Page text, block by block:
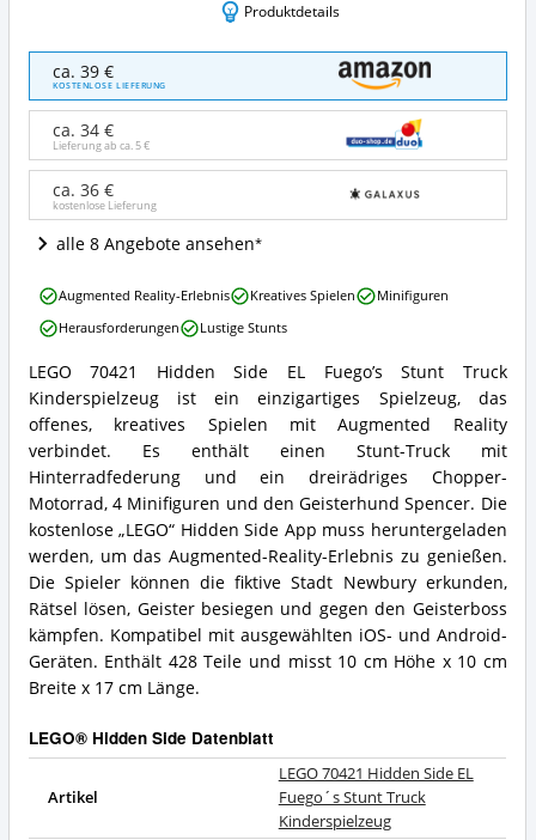
Produktdetails
70421
Hidden
Side
Fuego
Stunt
Truck
Kinderspielzeug
Wo
ist
dieses
LEGO®
Hidden
Side
erhältlich?
ca. 39 €
KOSTENLOSE LIEFERUNG
ca. 34 €
Lieferung ab ca.5 €
ca. 36 €
kostenlose Lieferung
alle 8 Angebote ansehen
LEGO
70421
Hidden
Side
EL
Fuego
´s
Stunt
Truck
Kinderspielzeug
Zusammenfassung:
Was
bietet
dieses
LEGO®
LEGO 70421 Hidden Side EL Fuego’s Stunt Truck
Kinderspielzeug ist ein einzigartiges Spielzeug, das
offenes, kreatives Spielen mit Augmented Reality
verbindet. Es enthält einen Stunt-Truck mit
Hinterradfederung und ein dreirädriges Chopper-
Motorrad, 4 Minifiguren und den Geisterhund Spencer. Die
kostenlose „LEGO“ Hidden Side App muss heruntergeladen
werden, um das Augmented-Reality-Erlebnis zu genießen.
Die Spieler können die fiktive Stadt Newbury erkunden,
Rätsel lösen, Geister besiegen und gegen den Geisterboss
kämpfen. Kompatibel mit ausgewählten iOS- und Android-
Geräten. Enthält 428 Teile und misst 10 cm Höhe x 10 cm
Breite x 17 cm Länge.
LEGO® Hidden Side Datenblatt
Artikel
LEGO 70421 Hidden Side EL
Fuego´s Stunt Truck
Kinderspielzeug
LEGO
70421
Hidden
EL
Fuego
´s
Stunt
Truck
Kinderspielzeug
Vorteile:
Was
spricht
für
dieses
LEGO®
Hidden
Side?
Augmented Reality-Erlebnis Kreatives Spielen
Minifiguren
Herausforderungen
Lustige Stunts